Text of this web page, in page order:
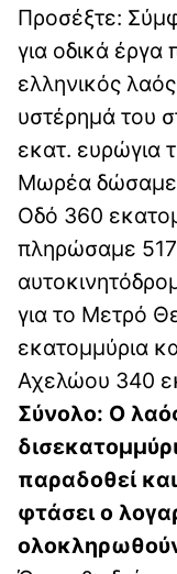
Προσέξτε:
για οδικά
ελληνικός
υστέρημά του
εκατ. ευρώγια
Μωρέα δώσαμε
Οδό 360
πληρώσαμε 517
για το Μετρό
εκατομμύρια
Αχελώου 340
Σύνολο: Ο
παραδοθεί
φτάσει ο